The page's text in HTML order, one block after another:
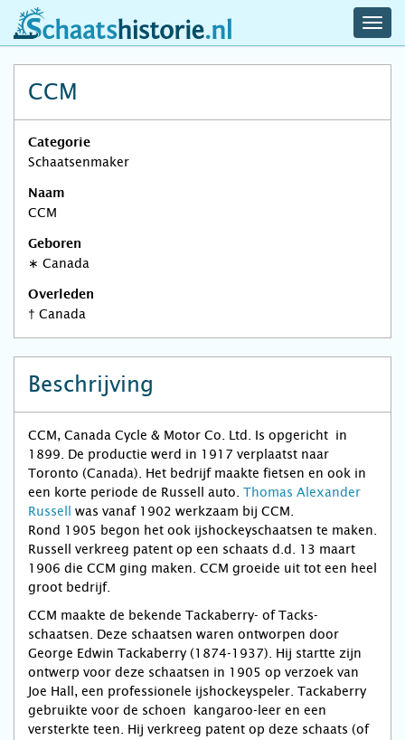
schaatshistorie.nl
CCM
Categorie
Schaatsenmaker
Naam
CCM
Geboren
∗ Canada
Overleden
† Canada
Beschrijving
CCM, Canada Cycle & Motor Co. Ltd. Is opgericht in
1899. De productie werd in 1917 verplaatst naar
Toronto (Canada). Het bedrijf maakte fietsen en ook in
een korte periode de Russell auto. Thomas Alexander
Russell
was vanaf 1902 werkzaam bij CCM.
Rond 1905 begon het ook ijshockeyschaatsen te maken.
Russell verkreeg patent op een schaats d.d. 13 maart
1906 die CCM ging maken. CCM groeide uit tot een heel
groot bedrijf.
CCM maakte de bekende Tackaberry- of Tacks-
schaatsen. Deze schaatsen waren ontworpen door
George Edwin Tackaberry (1874-1937). Hij startte zijn
ontwerp voor deze schaatsen in 1905 op verzoek van
Joe Hall, een professionele ijshockeyspeler. Tackaberry
gebruikte voor de schoen kangaroo-leer en een
versterkte teen. Hij verkreeg patent op deze schaats (of